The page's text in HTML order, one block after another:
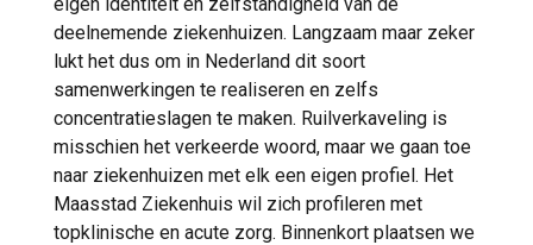
deelnemende ziekenhuizen. Langzaam maar zeker
lukt het dus om in Nederland dit soort
samenwerkingen te realiseren en zelfs
concentratieslagen te maken. Ruilverkaveling is
misschien het verkeerde woord, maar we gaan toe
naar ziekenhuizen met elk een eigen profiel. Het
Maasstad Ziekenhuis wil zich profileren met
topklinische en acute zorg. Binnenkort plaatsen we